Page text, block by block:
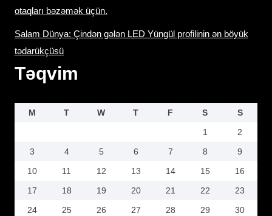
otaqları bəzəmək üçün.
Salam Dünya: Çindən gələn LED Yüngül profilinin ən böyük
tədarükçüsü
Təqvim
M T W T F S
S
1
2
3
4 5 6 7 8
9
10
11 12 13 14 15
16
17
18 19 20 21 22
23
24
25 26 27 28 29
30